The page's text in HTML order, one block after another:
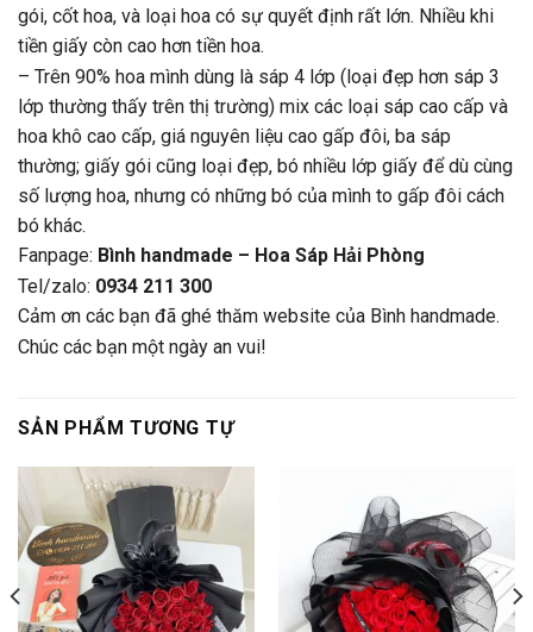
gói, cốt hoa, và loại hoa có sự quyết định rất lớn. Nhiều khi
tiền giấy còn cao hơn tiền hoa.
– Trên 90% hoa mình dùng là sáp 4 lớp (loại đẹp hơn sáp 3
lớp thường thấy trên thị trường) mix các loại sáp cao cấp và
hoa khô cao cấp, giá nguyên liệu cao gấp đôi, ba sáp
thường; giấy gói cũng loại đẹp, bó nhiều lớp giấy để dù cùng
số lượng hoa, nhưng có những bó của mình to gấp đôi cách
bó khác.
Fanpage: Bình handmade – Hoa Sáp Hải Phòng
Tel/zalo: 0934 211 300
Cảm ơn các bạn đã ghé thăm website của Bình handmade.
Chúc các bạn một ngày an vui!
SẢN PHẨM TƯƠNG TỰ